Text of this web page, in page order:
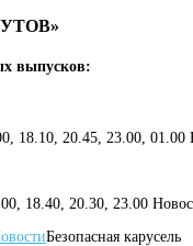
выпусков:
18.10, 20.45, 23.00,
18.40, 20.30, 23.00
Безопасная карусель